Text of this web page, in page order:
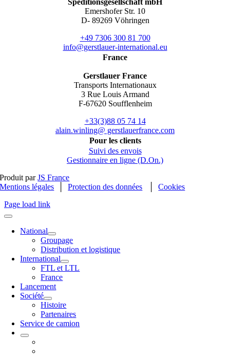
Speditionsgesellschaft mbH
Emershofer Str. 10
D- 89269 Vöhringen
+49 7306 300 81 700
info@gerstlauer-international.eu
France
Gerstlauer France
Transports Internationaux
3 Rue Louis Armand
F-67620 Soufflenheim
+33(3)88 05 74 14
alain.winling@ gerstlauerfrance.com
Pour les clients
Suivi des envois
Gestionnaire en ligne (D.On.)
Produit parJS France
Mentions légales │Protection des données │Cookies
Page load link
National
Groupage
Distribution et logistique
International
FTL et LTL
France
Lancement
Société
Histoire
Partenaires
Service de camion